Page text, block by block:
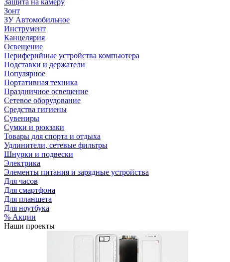
Защита на камеру
Зонт
ЗУ Автомобильное
Инструмент
Канцелярия
Освещение
Периферийные устройства компьютера
Подставки и держатели
Популярное
Портативная техника
Праздничное освещение
Сетевое оборудование
Средства гигиены
Сувениры
Сумки и рюкзаки
Товары для спорта и отдыха
Удлинители, сетевые фильтры
Шнурки и подвески
Электрика
Элементы питания и зарядные устройства
Для часов
Для смартфона
Для планшета
Для ноутбука
% Акции
Наши проекты